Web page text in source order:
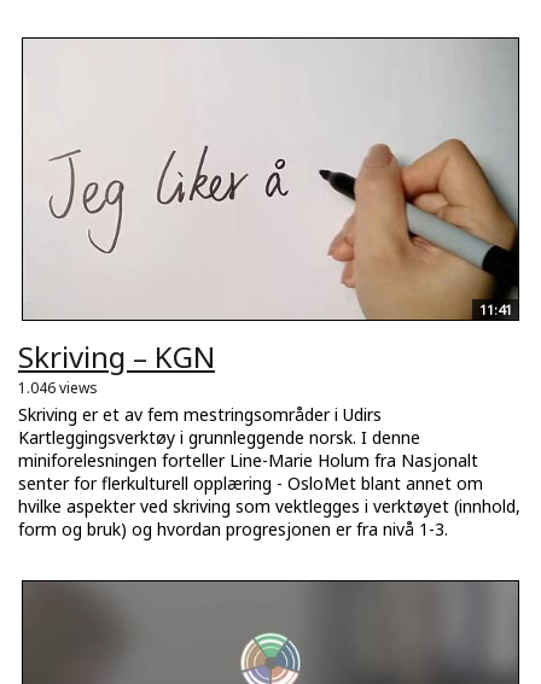
11:41
Skriving – KGN
1.046 views
Skriving er et av fem mestringsområder i Udirs
Kartleggingsverktøy i grunnleggende norsk. I denne
miniforelesningen forteller Line-Marie Holum fra Nasjonalt
senter for flerkulturell opplæring - OsloMet blant annet om
hvilke aspekter ved skriving som vektlegges i verktøyet (innhold,
form og bruk) og hvordan progresjonen er fra nivå 1-3.